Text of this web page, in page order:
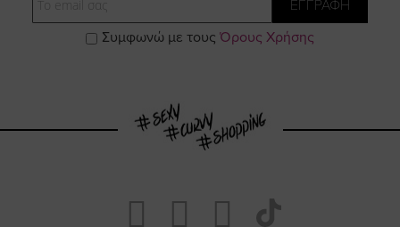
ΕΓΓΡΑΦΗ
Συμφωνώ με τους Όρους Χρήσης
Visit Visit Visit